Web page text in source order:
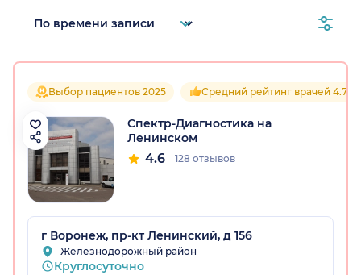
Выбор пациентов 2025 Средний рейтинг врачей 4.7
Спектр-Диагностика на
Ленинском
4.6 128 отзывов
г Воронеж, пр-кт Ленинский, д 156
Железнодорожный район
Круглосуточно